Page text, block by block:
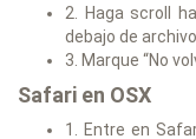
2. Haga scroll
debajo de
3. Marque “No
Safari en OSX
1. Entre en